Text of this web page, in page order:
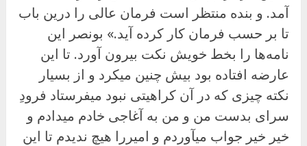
آمد. و بنده منتظر است فرمان عالی را درین باب
تا بر حسب فرمان کار کرده آید.» بونصر این
نامه‌ها را بخط خویش نکت بیرون آورد. تا این
عارضه افتاده بود بیش چنین میکرد و از بسیار
نکته چیزی که در آن کراهیتی نبود میفرستاد فرودِ
سرای بدست من و من به آغاجی خادم میدادم و
خیر خیر جواب میآوردم و امیررا هیچ ندیدم تا این